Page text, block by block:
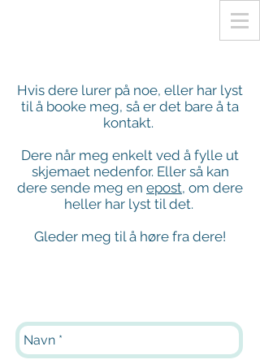
Hvis dere lurer på noe, eller har lyst
til å booke meg, så er det bare å ta
kontakt.
Dere når meg enkelt ved å fylle ut
skjemaet nedenfor. Eller så kan
dere sende meg en epost, om dere
heller har lyst til det.
Gleder meg til å høre fra dere!